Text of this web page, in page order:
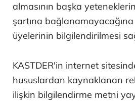
almasının başka
şartına
üyelerinin bilgilendirilmesi
KASTDER'in internet
hususlardan kaynaklanan
ilişkin bilgilendirme metni